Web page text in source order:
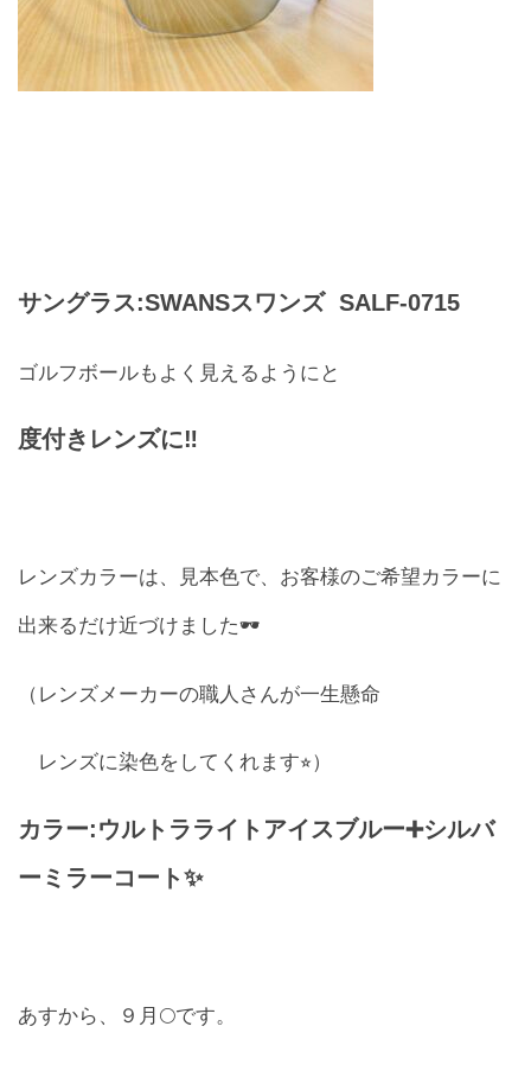
Q＆A
お問合せ
サングラス:SWANSスワンズ SALF-0715
ゴルフボールもよく見えるようにと
度付きレンズに‼️
レンズカラーは、見本色で、お客様のご希望カラーに
出来るだけ近づけました🕶️
（レンズメーカーの職人さんが一生懸命
レンズに染色をしてくれます⭐︎）
カラー:ウルトラライトアイスブルー➕シルバ
ーミラーコート✨
あすから、９月🌕です。